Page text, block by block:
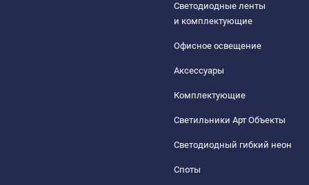
Светодиодные ленты
и комплектующие
Офисное освещение
Аксессуары
Комплектующие
Светильники Арт Объекты
Светодиодный гибкий неон
Споты